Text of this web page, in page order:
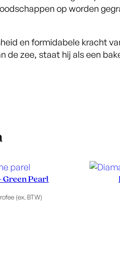
op worden
en formidabele kracht
zee, staat hij als een
Green Pearl
(ex. BTW)